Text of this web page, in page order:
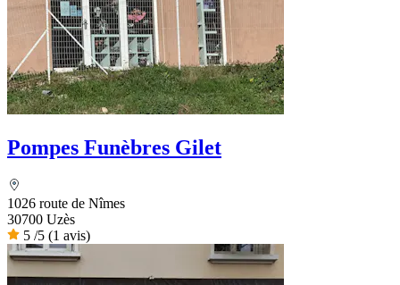
Pompes Funèbres Gilet
1026 route de Nîmes
30700 Uzès
5 /5 (1 avis)